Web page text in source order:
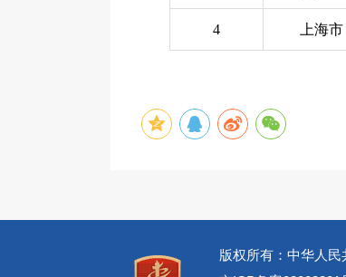
4 上海市
版权所有：中华人